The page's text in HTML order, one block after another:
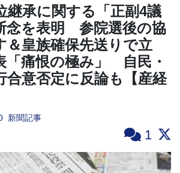
継承に関する「正副4議
念を表明 参院選後の協
＆皇族確保先送りで立
「痛恨の極み」 自民・
合意否定に反論も【産経
新聞記事
1